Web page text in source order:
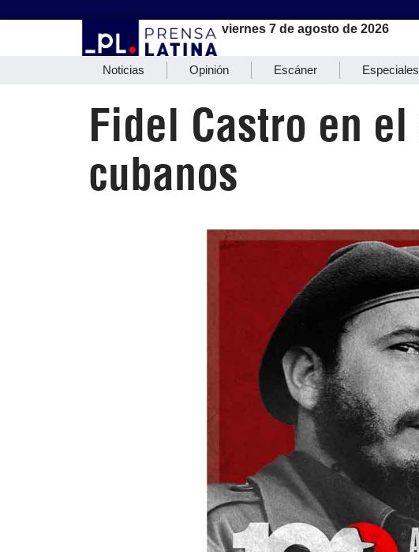
viernes 7 de agosto de 2026
Noticias Opinión Escáner Especiales
Fidel Castro en
cubanos